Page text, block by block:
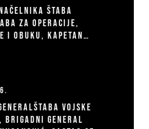
Štaba
i obuku, kapetan
u Italiji (NRDC-
Bidikom
Vojske
brigadni general